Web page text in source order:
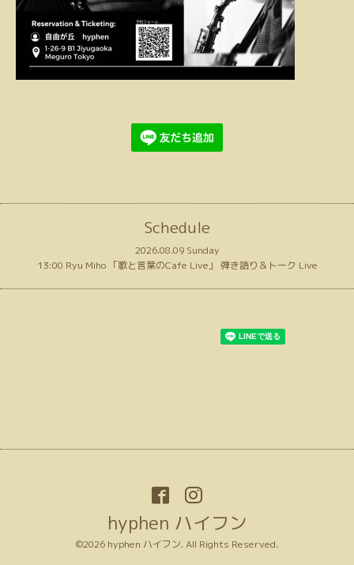
Schedule
2026.08.09 Sunday
13:00 Ryu Miho 「歌と言葉のCafe Live」 弾き語り＆トーク Live
hyphen ハイフン
©2026 hyphen ハイフン. All Rights Reserved.